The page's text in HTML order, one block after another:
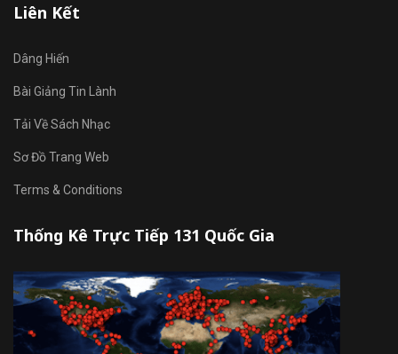
Liên Kết
Dâng Hiến
Bài Giảng Tin Lành
Tải Về Sách Nhạc
Sơ Đồ Trang Web
Terms & Conditions
Thống Kê Trực Tiếp 131 Quốc Gia